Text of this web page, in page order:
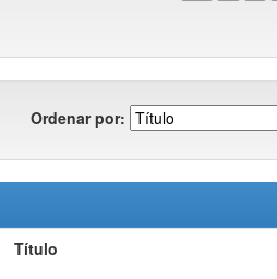
Ordenar por:
Título